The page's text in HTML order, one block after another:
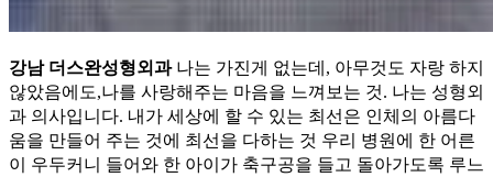
강남 더스완성형외과 나는 가진게 없는데, 아무것도 자랑 하지
않았음에도,나를 사랑해주는 마음을 느껴보는 것. 나는 성형외
과 의사입니다. 내가 세상에 할 수 있는 최선은 인체의 아름다
움을 만들어 주는 것에 최선을 다하는 것 우리 병원에 한 어른
이 우두커니 들어와 한 아이가 축구공을 들고 돌아가도록 루느